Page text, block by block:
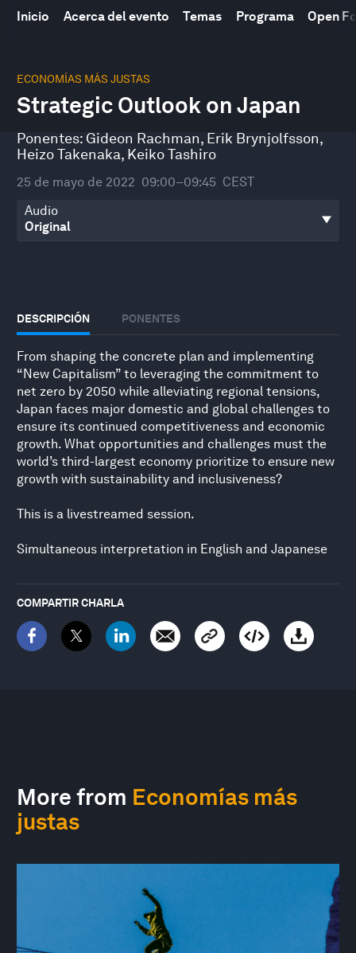
Inicio Acerca del evento Temas Programa Open
ECONOMÍAS MÁS JUSTAS
Strategic Outlook on Japan
Ponentes: Gideon Rachman, Erik Brynjolfsson,
Heizo Takenaka, Keiko Tashiro
25 de mayo de 2022 09:00–09:45 CEST
Audio
DESCRIPCIÓN PONENTES
From shaping the concrete plan and implementing
“New Capitalism” to leveraging the commitment to
net zero by 2050 while alleviating regional tensions,
Japan faces major domestic and global challenges to
ensure its continued competitiveness and economic
growth. What opportunities and challenges must the
world’s third-largest economy prioritize to ensure new
growth with sustainability and inclusiveness?
This is a livestreamed session.
Simultaneous interpretation in English and Japanese
COMPARTIR CHARLA
More from Economías más
justas
seconds
45
minutes,
seconds